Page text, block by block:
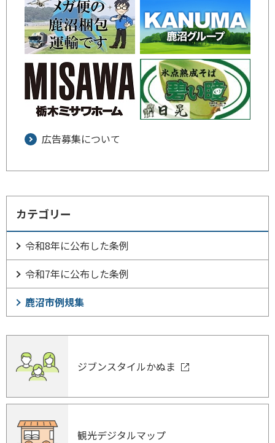
広告募集について
カテゴリー
令和8年に公布した条例
令和7年に公布した条例
鹿沼市例規集
ジブンスタイルかぬま
観光デジタルマップ